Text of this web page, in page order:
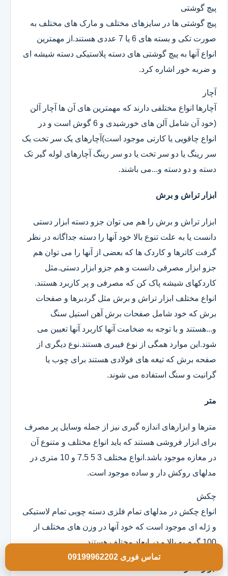
پیچ گوشتی
پیچ گوشتی ها در سایزهای مختلف و مارک های مختلف به
صورت تکی و بسته های 6 یا 7 عددی هستند.از مهمترین
انواع آنها به پیچ گوشتی های دسته پلاستیکی دسته شیشه ای
و ضربه خور اشاره کرد.
آچار
آچارها انواع مختلفی دارند که مهمترین های آن ها آچار آلن
(خود آن شامل آلن های خورشیدی و 6 گوش است و در
انواع چاقویی یا کارتی موجود است)آچارهای یک سر تخت یک
سر رینگ یا دو سر تخت یا دو سر رینگ آچارهای لوله گیر تک
دسته و دو دسته و...می باشند.
ابزار تراش و برش
ابزار تراش و برش را هم می توان جزو دسته ابزار دستی
دانست یا به علت تنوع بالا خود آنها را دسته جداگانه در نظر
گرفت کاترها و کاردک ها که بعضی از آنها را می توان هم
جزو ابزار مصرفی دانست و هم جزو ابزار دستی.مثل
کاردکهای شیشه پاک کن که مصرفی و پر کاربرد هستند.
انواع مختلف ابزار تراش و برش مثل گردبرها و صفحات
برش که خود شامل صفحات برش آهن استیل سنگ
و...هستند و با توجه به ضخامت آنها کاربرد آنها تعیین می
شود.این موارد همگی از نوع فیبری هستند.نوع دیگری از
صفحه برش که تیغه های فولادی هستند برای چوب یا
گرانیت و سنگ استفاده می شوند.
متر
مترها و ابزارهای اندازه گیری نیز از جمله وسایل پر مصرف
برای ابزار فروشی هستند که باید انواع مختلف و متنوع آن
در مغازه موجود باشد.انواع مختلف 3 5 7.5 و 10 متری در
مدلهای روکش دار و ساده موجود است.
چکش
انواع چکش در مدلهای تمام فلزی دسته چوبی تمام لاستیکی
و ژله ای موجود است که خود آنها در وزن های مختلف از
100 گرم به بالا و در ابعاد مختلف هستند.
تماس فوری 09199962202